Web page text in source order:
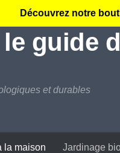
Découvrez notre
guide
et durables
la maison Jardinage